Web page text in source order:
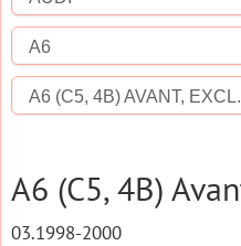
A6
A6 (C5, 4B) AVANT,
A6 (C5, 4B)
03.1998-2000